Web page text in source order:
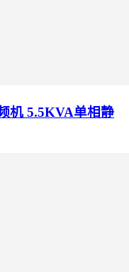
机 5.5KVA单相静